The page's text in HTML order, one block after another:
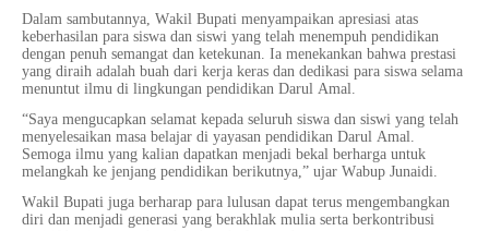
Dalam sambutannya, Wakil Bupati menyampaikan apresiasi atas
keberhasilan para siswa dan siswi yang telah menempuh pendidikan
dengan penuh semangat dan ketekunan. Ia menekankan bahwa prestasi
yang diraih adalah buah dari kerja keras dan dedikasi para siswa selama
menuntut ilmu di lingkungan pendidikan Darul Amal.
“Saya mengucapkan selamat kepada seluruh siswa dan siswi yang telah
menyelesaikan masa belajar di yayasan pendidikan Darul Amal.
Semoga ilmu yang kalian dapatkan menjadi bekal berharga untuk
melangkah ke jenjang pendidikan berikutnya,” ujar Wabup Junaidi.
Wakil Bupati juga berharap para lulusan dapat terus mengembangkan
diri dan menjadi generasi yang berakhlak mulia serta berkontribusi